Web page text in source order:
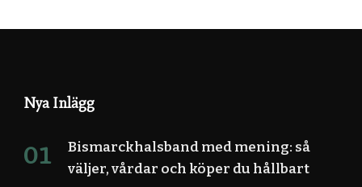
Nya Inlägg
Bismarckhalsband med mening: så
väljer, vårdar och köper du hållbart